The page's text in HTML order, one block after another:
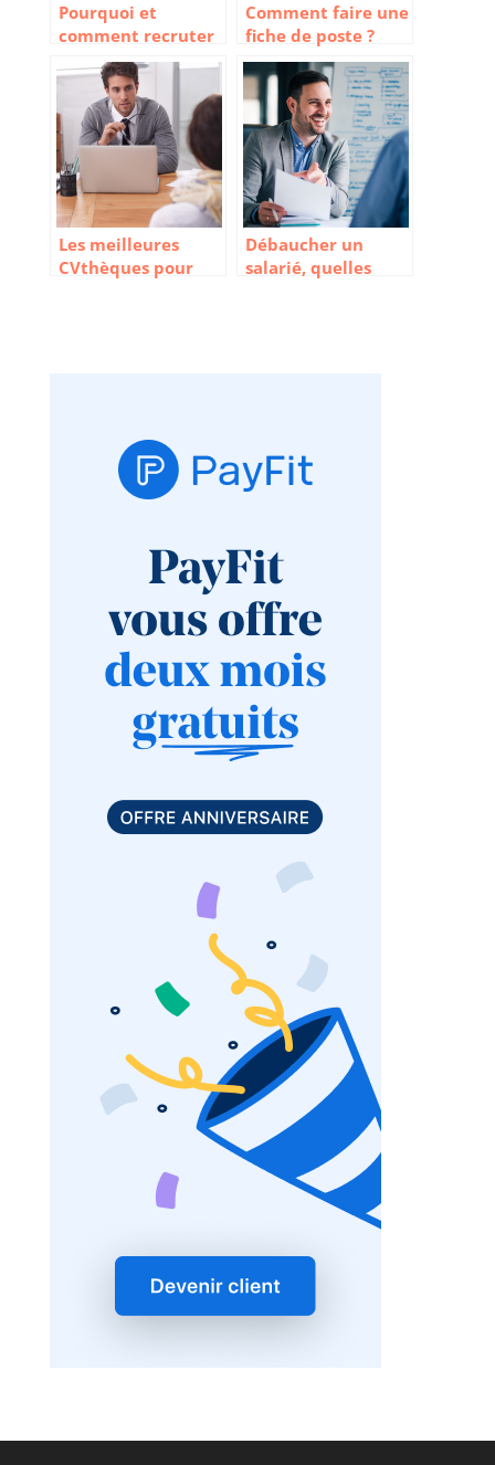
Pourquoi et
comment recruter
un freelance en
informatique ?
Comment faire une
fiche de poste ?
Les meilleures
CVthèques pour
Débaucher un
salarié, quelles